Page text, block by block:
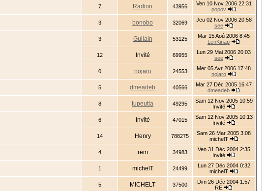
7 Radion 43956
Ven 10 Nov 2006 22:31
popov
3 bonobo 32069
Jeu 02 Nov 2006 20:58
see
3 Guilain 53125
Mar 15 Aoû 2006 8:45
LenKinap
12 Invité 69955
Lun 29 Mai 2006 20:03
see
0 nojaro 24553
Mer 05 Avr 2006 17:48
nojaro
5 dmeadeb 40566
Mar 27 Déc 2005 16:47
dmeadeb
8 tupeutla 49295
Sam 12 Nov 2005 10:59
Invité
6 Invité 47015
Sam 12 Nov 2005 10:13
Invité
14 Henry 788275
Sam 26 Mar 2005 3:08
michelT
4 rem 34983
Ven 31 Déc 2004 2:35
Invité
1 michelT 24499
Lun 27 Déc 2004 0:32
michelT
5 MICHELT 37500
Dim 26 Déc 2004 1:57
RE